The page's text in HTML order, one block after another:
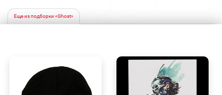
Еще из подборки «Ghost»